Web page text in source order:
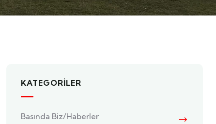
KATEGORILER
Basında Biz/Haberler